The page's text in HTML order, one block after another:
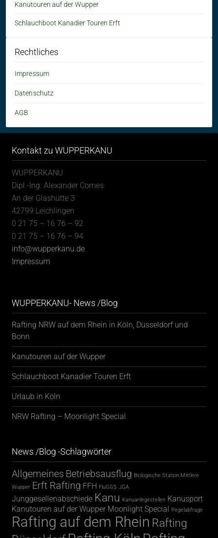
Kanutouren auf der Wupper
Schlauchboot Kanadier Touren Erft
Rechtliches
Impressum
Datenschutz
AGB
Kontakt zu WUPPERKANU
WUPPERKANU
Dipl.-Ing. Alexander Comes
An der Glashütte 3
42799 Leichlingen
0 21 75 – 16 76 – 92
0 21 75 – 16 76 – 94
info@wupperkanu.de
Impressum
WUPPERKANU- News /Blog
Rafting NRW auf dem Rhein in Köln, Düsseldorf und
Bonn
Kanutouren auf der Wupper
Schlauchboot Kanadier Touren Erft
Urlaub in Köln
NRW Rafting – Moonlight Special
News /Blog -Schlagwörter
Allgemeines Betriebsausflug Biologische Station Mittlere
Wupper Erft Rafting FFH FluGGS JGA
Junggesellenabschiede Kanu Kanuanlegestellen Kanusport
Kanutouren auf der Wupper Moonlight Special Pegelabfrage
Rafting auf dem Rhein Rafting